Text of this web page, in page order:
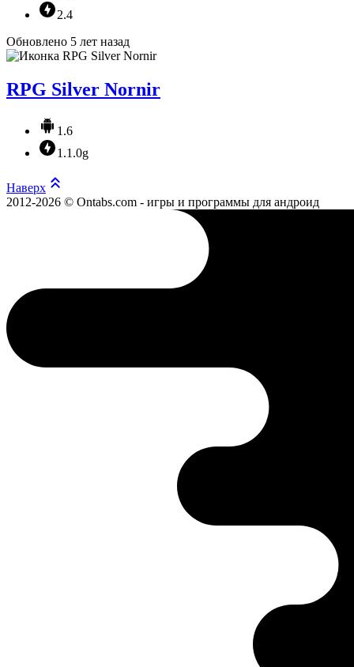
2.4
Обновлено 5 лет назад
RPG Silver Nornir
1.6
1.1.0g
Наверх
2012-2026 © Ontabs.com - игры и программы для андроид